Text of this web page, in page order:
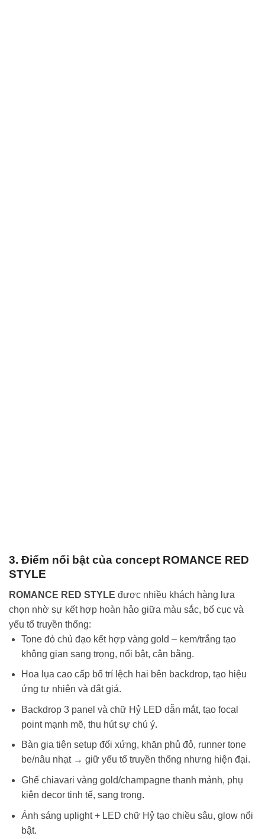
3. Điểm nổi bật của concept ROMANCE RED
STYLE
ROMANCE RED STYLE được nhiều khách hàng lựa
chọn nhờ sự kết hợp hoàn hảo giữa màu sắc, bố cục và
yếu tố truyền thống:
Tone đỏ chủ đạo kết hợp vàng gold – kem/trắng tạo
không gian sang trọng, nổi bật, cân bằng.
Hoa lụa cao cấp bố trí lệch hai bên backdrop, tạo hiệu
ứng tự nhiên và đắt giá.
Backdrop 3 panel và chữ Hỷ LED dẫn mắt, tạo focal
point mạnh mẽ, thu hút sự chú ý.
Bàn gia tiên setup đối xứng, khăn phủ đỏ, runner tone
be/nâu nhạt → giữ yếu tố truyền thống nhưng hiện đại.
Ghế chiavari vàng gold/champagne thanh mảnh, phụ
kiện decor tinh tế, sang trọng.
Ánh sáng uplight + LED chữ Hỷ tạo chiều sâu, glow nổi
bật.